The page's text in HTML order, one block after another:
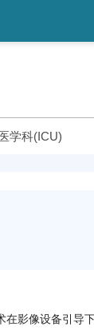
学科(ICU)
影像设备引导